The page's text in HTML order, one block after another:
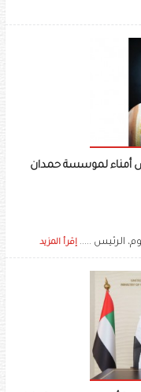
أمناء لموسسة حمدان
الرئيس ..... إقرأ المزيد